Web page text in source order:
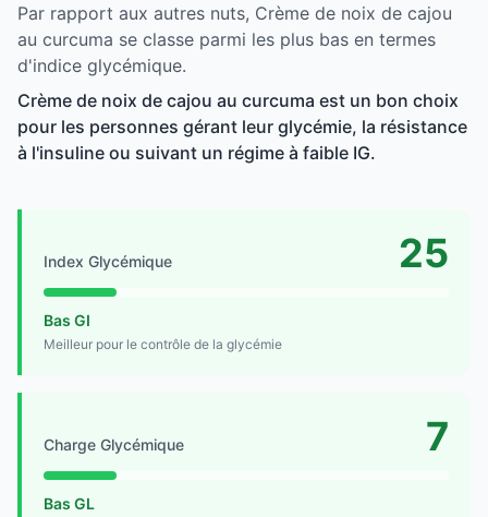
Par rapport aux autres nuts, Crème de noix de cajou
au curcuma se classe parmi les plus bas en termes
d'indice glycémique.
Crème de noix de cajou au curcuma est un bon choix
pour les personnes gérant leur glycémie, la résistance
à l'insuline ou suivant un régime à faible IG.
Index Glycémique 25
Bas GI
Meilleur pour le contrôle de la glycémie
Charge Glycémique 7
Bas GL